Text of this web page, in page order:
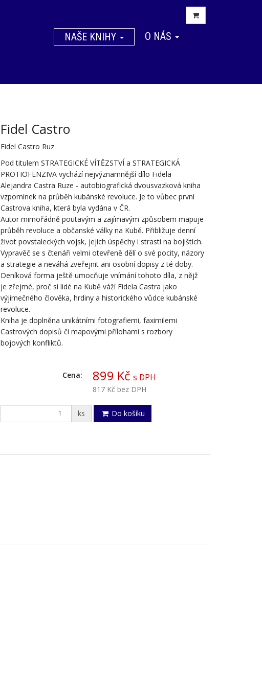
NAŠE KNIHY O NÁS
Fidel Castro
Fidel Castro Ruz
Pod titulem STRATEGICKÉ VÍTĚZSTVÍ a STRATEGICKÁ
PROTIOFENZIVA vychází nejvýznamnější dílo Fidela
Alejandra Castra Ruze - autobiografická dvousvazková kniha
vzpomínek na průběh kubánské revoluce. Je to vůbec první
Castrova kniha, která byla vydána v ČR.
Autor mimořádně poutavým a zajímavým způsobem mapuje
průběh revoluce a občanské války na Kubě. Přibližuje denní
život povstaleckých vojsk, jejich úspěchy i strasti na bojištích.
Vypravěč se s čtenáři velmi otevřeně dělí o své pocity, názory
a strategie a neváhá zveřejnit ani osobní dopisy z té doby.
Deníková forma ještě umocňuje vnímání tohoto díla, z nějž
je zřejmé, proč si lidé na Kubě váží Fidela Castra jako
výjimečného člověka, hrdiny a historického vůdce kubánské
revoluce.
Kniha je doplněna unikátními fotografiemi, faximilemi
Castrových dopisů či mapovými přílohami s rozbory
bojových konfliktů.
Cena: 899 Kč s DPH
817 Kčbez DPH
ks Do košíku